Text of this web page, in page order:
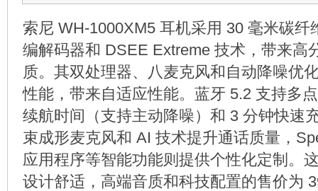
索尼 WH-1000XM5 耳机采用 30 毫米碳纤
编解码器和 DSEE Extreme 技术，带来高
质。其双处理器、八麦克风和自动降噪优
性能，带来自适应性能。蓝牙 5.2 支持多
续航时间（支持主动降噪）和 3 分钟快速
束成形麦克风和 AI 技术提升通话质量，
应用程序等智能功能则提供个性化定制。
设计舒适，高端音质和科技配置的售价为